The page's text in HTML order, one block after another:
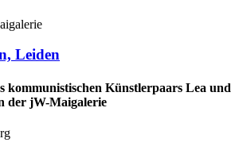
Leiden
kommunistischen Künstlerpaars Lea und
der jW-Maigalerie